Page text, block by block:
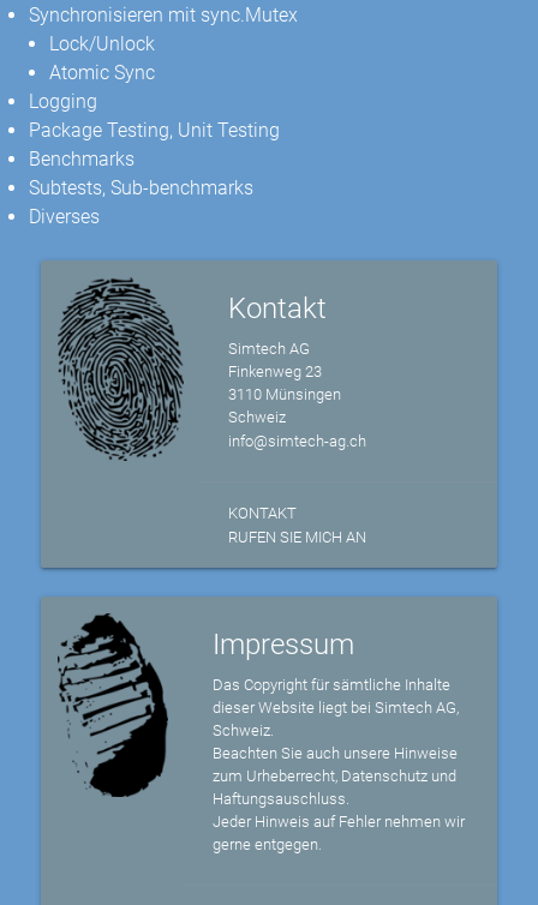
Synchronisieren mit sync.Mutex
Lock/Unlock
Atomic Sync
Logging
Package Testing, Unit Testing
Benchmarks
Subtests, Sub-benchmarks
Diverses
Kontakt
Simtech AG
Finkenweg 23
3110 Münsingen
Schweiz
info@simtech-ag.ch
KONTAKT
RUFEN SIE MICH AN
Impressum
Das Copyright für sämtliche Inhalte
dieser Website liegt bei Simtech AG,
Schweiz.
Beachten Sie auch unsere Hinweise
zum Urheberrecht, Datenschutz und
Haftungsauschluss.
Jeder Hinweis auf Fehler nehmen wir
gerne entgegen.